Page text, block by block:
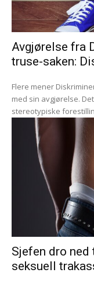
Avgjørelse fra
truse-saken:
Flere mener
med sin avgjørelse.
stereotypiske
Sjefen dro ned
seksuell